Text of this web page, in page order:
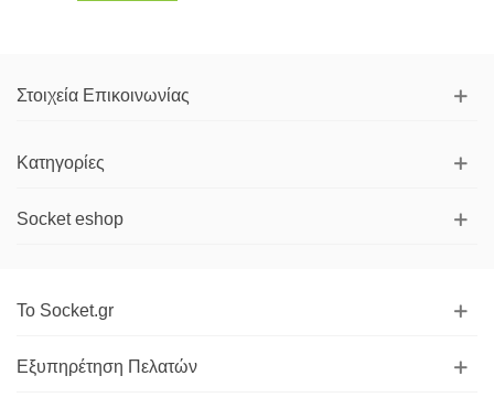
Στοιχεία Επικοινωνίας
Κατηγορίες
Socket eshop
Το Socket.gr
Εξυπηρέτηση Πελατών